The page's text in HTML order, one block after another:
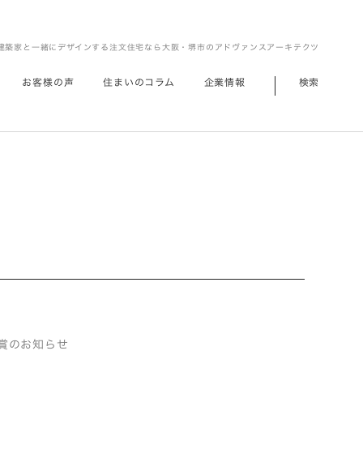
築家と一緒にデザインする注文住宅なら大阪・堺市のアドヴァンスアーキテクツ
お客様の声 住まいのコラム 企業情報 検索
のお知らせ